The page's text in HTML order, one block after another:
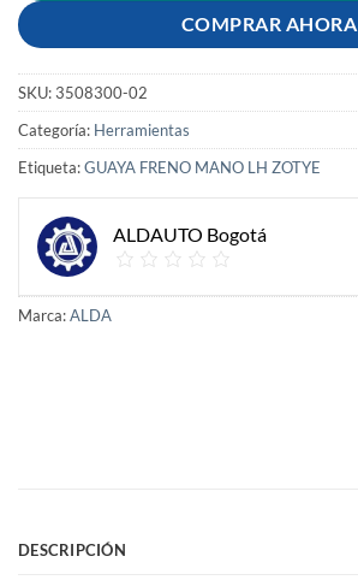
COMPRAR AHORA
SKU:3508300-02
Categoría: Herramientas
Etiqueta:GUAYA FRENO MANO LH ZOTYE
ALDAUTO Bogotá
Marca:ALDA
DESCRIPCIÓN